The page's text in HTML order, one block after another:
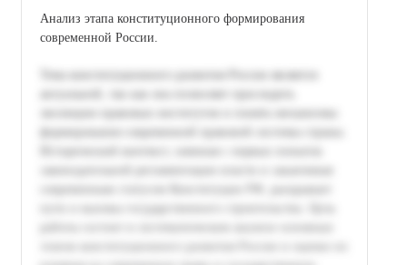
Анализ этапа конституционного формирования
современной России.